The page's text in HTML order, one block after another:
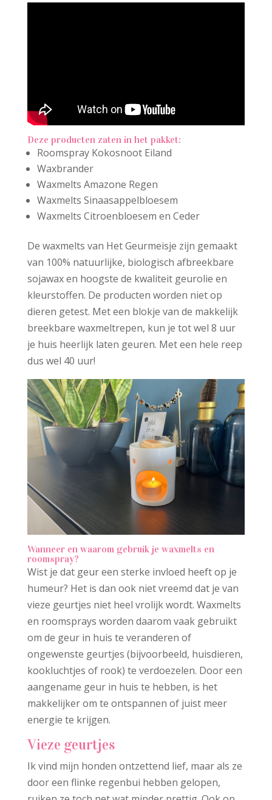
Deze producten zaten in het pakket:
Roomspray Kokosnoot Eiland
Waxbrander
Waxmelts Amazone Regen
Waxmelts Sinaasappelbloesem
Waxmelts Citroenbloesem en Ceder
De waxmelts van Het Geurmeisje zijn gemaakt
van 100% natuurlijke, biologisch afbreekbare
sojawax en hoogste de kwaliteit geurolie en
kleurstoffen. De producten worden niet op
dieren getest. Met een blokje van de makkelijk
breekbare waxmeltrepen, kun je tot wel 8 uur
je huis heerlijk laten geuren. Met een hele reep
dus wel 40 uur!
Wanneer en waarom gebruik je waxmelts en
roomspray?
Wist je dat geur een sterke invloed heeft op je
humeur? Het is dan ook niet vreemd dat je van
vieze geurtjes niet heel vrolijk wordt. Waxmelts
en roomsprays worden daarom vaak gebruikt
om de geur in huis te veranderen of
ongewenste geurtjes (bijvoorbeeld, huisdieren,
kookluchtjes of rook) te verdoezelen. Door een
aangename geur in huis te hebben, is het
makkelijker om te ontspannen of juist meer
energie te krijgen.
Vieze geurtjes
Ik vind mijn honden ontzettend lief, maar als ze
door een flinke regenbui hebben gelopen,